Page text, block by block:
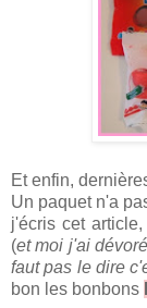
Et enfin,
Un paquet n'a
j'écris cet
(et moi j'ai
faut pas le dire
bon les bonbons